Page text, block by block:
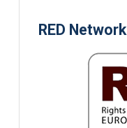
RED Network